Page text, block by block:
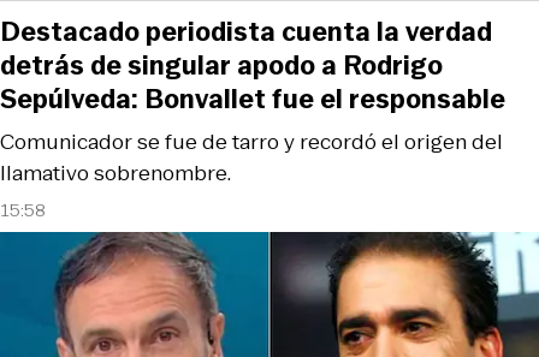
15:58
Comunicador se fue de tarro y recordó el origen del
llamativo sobrenombre.
Destacado periodista cuenta la verdad
detrás de singular apodo a Rodrigo
Sepúlveda: Bonvallet fue el responsable